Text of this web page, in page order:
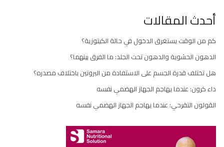
أحدث المقالات
كم من الوقت يستغرق الدخول في حالة الكيتوزية؟
الدهون الحشوية والدهون تحت الجلد: ما الفرق بينهما؟
هل تختلف قدرة الجسم على الاستفادة من البروتين باختلاف مصدره؟
داء كرون: عندما يهاجم الجهاز الهضمي نفسه
القولون التقرحي: عندما يهاجم الجهاز الهضمي نفسه